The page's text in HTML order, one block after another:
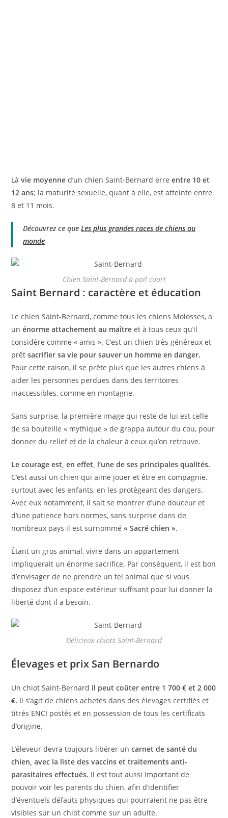
Làvie moyenne d’un chien Saint-Bernard erreentre 10 et
12 ans; la maturité sexuelle, quant à elle, est atteinte entre
8 et 11 mois.
Découvrez ce queLes plus grandes races de chiens au
monde
Chien Saint-Bernard à poil court
Saint Bernard : caractère et éducation
Le chien Saint-Bernard, comme tous les chiens Molosses, a
unénorme attachement au maître et à tous ceux qu’il
considère comme « amis ». C’est un chien très généreux et
prêt sacrifier sa vie pour sauver un homme en danger.
Pour cette raison, il se prête plus que les autres chiens à
aider les personnes perdues dans des territoires
inaccessibles, comme en montagne.
Sans surprise, la première image qui reste de lui est celle
de sa bouteille « mythique » de grappa autour du cou, pour
donner du relief et de la chaleur à ceux qu’on retrouve.
Le courage est, en effet, l’une de ses principales qualités.
C’est aussi un chien qui aime jouer et être en compagnie,
surtout avec les enfants, en les protégeant des dangers.
Avec eux notamment, il sait se montrer d’une douceur et
d’une patience hors normes, sans surprise dans de
nombreux pays il est surnommé« Sacré chien ».
Étant un gros animal, vivre dans un appartement
impliquerait un énorme sacrifice. Par conséquent, il est bon
d’envisager de ne prendre un tel animal que si vous
disposez d’un espace extérieur suffisant pour lui donner la
liberté dont il a besoin.
Délicieux chiots Saint-Bernard
Élevages et prix San Bernardo
Un chiot Saint-Bernard il peut coûter entre 1 700 € et 2 000
€. Il s’agit de chiens achetés dans des élevages certifiés et
titrés ENCI postés et en possession de tous les certificats
d’origine.
L’éleveur devra toujours libérer uncarnet de santé du
chien, avec la liste des vaccins et traitements anti-
parasitaires effectués. Il est tout aussi important de
pouvoir voir les parents du chien, afin d’identifier
d’éventuels défauts physiques qui pourraient ne pas être
visibles sur un chiot comme sur un adulte.